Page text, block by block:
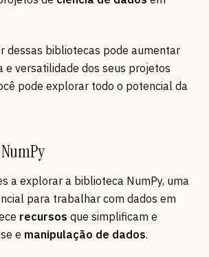
dessas bibliotecas pode aumentar
e versatilidade dos seus projetos
pode explorar todo o potencial da
a explorar a biblioteca NumPy, uma
para trabalhar com dados em
recursos que simplificam e
e manipulação de dados.